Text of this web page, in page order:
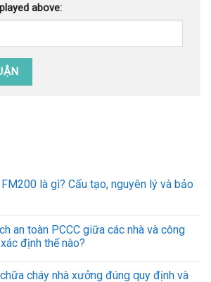
above:
là gì? Cấu tạo, nguyên lý và bảo
an toàn PCCC giữa các nhà và công
định thế nào?
cháy nhà xưởng đúng quy định và